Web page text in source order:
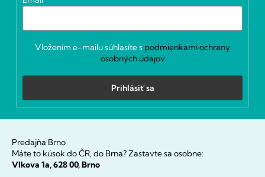
Vložením e-mailu súhlasíte s podmienkami ochrany
osobných údajov
Prihlásiť sa
Predajňa Brno
Máte to kúsok do ČR, do Brna? Zastavte sa osobne:
Vlkova 1a, 628 00, Brno